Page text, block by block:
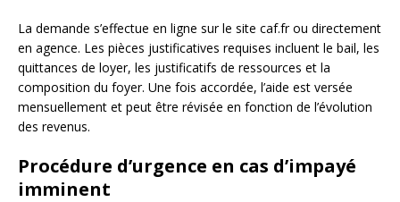
La demande s’effectue en ligne sur le site caf.fr ou directement
en agence. Les pièces justificatives requises incluent le bail, les
quittances de loyer, les justificatifs de ressources et la
composition du foyer. Une fois accordée, l’aide est versée
mensuellement et peut être révisée en fonction de l’évolution
des revenus.
Procédure d’urgence en cas d’impayé
imminent